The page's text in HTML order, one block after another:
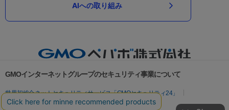
AIへの取り組み
GMOインターネットグループのセキュリティ事業について
世界初総合ネットセキュリティサービス「GMOセキュリティ24」
パスワード漏洩診断
Webサイトリスク診断